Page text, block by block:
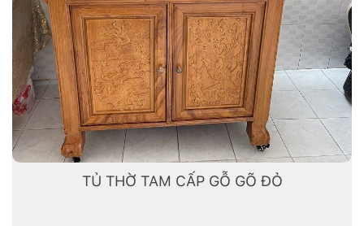
TỦ THỜ TAM CẤP GỖ GÕ ĐỎ